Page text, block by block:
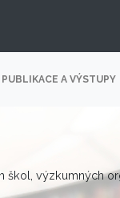
PUBLIKACE A VÝSTUPY
výzkumných